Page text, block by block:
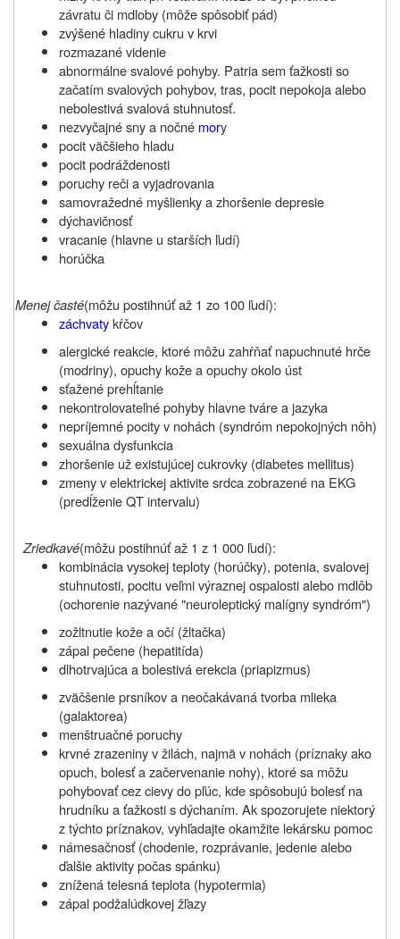
závratu či mdloby (môže spôsobiť pád)
zvýšené hladiny cukru v krvi
rozmazané videnie
abnormálne svalové pohyby. Patria sem ťažkosti so
začatím svalových pohybov, tras, pocit nepokoja alebo
nebolestivá svalová stuhnutosť.
nezvyčajné sny a nočné mory
pocit väčšieho hladu
pocit podráždenosti
poruchy reči a vyjadrovania
samovražedné myšlienky a zhoršenie depresie
dýchavičnosť
vracanie (hlavne u starších ľudí)
horúčka
Menej časté(môžu postihnúť až 1 zo 100 ľudí):
záchvatykŕčov
alergické reakcie, ktoré môžu zahŕňať napuchnuté hrče
(modriny), opuchy kože a opuchy okolo úst
sťažené prehĺtanie
nekontrolovateľné pohyby hlavne tváre a jazyka
nepríjemné pocity v nohách (syndróm nepokojných nôh)
sexuálna dysfunkcia
zhoršenie už existujúcejcukrovky (diabetes mellitus)
zmeny v elektrickej aktivite srdca zobrazené na EKG
(predĺženie QT intervalu)
Zriedkavé(môžu postihnúť až 1 z 1 000 ľudí):
kombinácia vysokej teploty (horúčky), potenia, svalovej
stuhnutosti, pocitu veľmi výraznej ospalosti alebo mdlôb
(ochorenie nazývané "neuroleptický malígny syndróm")
zožltnutie kože a očí (žltačka)
zápal pečene (hepatitída)
dlhotrvajúca a bolestivá erekcia (priapizmus)
zväčšenie prsníkov a neočakávaná tvorba mlieka
(galaktorea)
menštruačné poruchy
krvné zrazeniny v žilách, najmä v nohách (príznaky ako
opuch, bolesť a začervenanie nohy), ktoré sa môžu
pohybovať cez cievy do pľúc, kde spôsobujú bolesť na
hrudníku a ťažkosti s dýchaním. Ak spozorujete niektorý
z týchto príznakov, vyhľadajte okamžite lekársku pomoc
námesačnosť (chodenie, rozprávanie, jedenie alebo
ďalšie aktivity počas spánku)
znížená telesná teplota (hypotermia)
zápal podžalúdkovej žľazy